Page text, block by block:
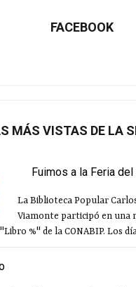
FACEBOOK
MÁS VISTAS DE LA
Fuimos a la Feria
La Biblioteca Popular
Viamonte participó en una
%" de la CONABIP. Los